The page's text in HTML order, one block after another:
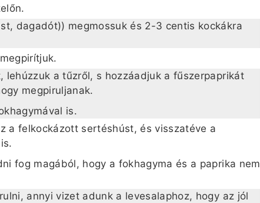
dagadót)) megmossuk és 2-3 centis kockákra
lehúzzuk a tűzről, s hozzáadjuk a fűszerpaprikát
megpiruljanak.
is.
a felkockázott sertéshúst, és visszatéve a
fog magából, hogy a fokhagyma és a paprika nem
annyi vizet adunk a levesalaphoz, hogy az jól